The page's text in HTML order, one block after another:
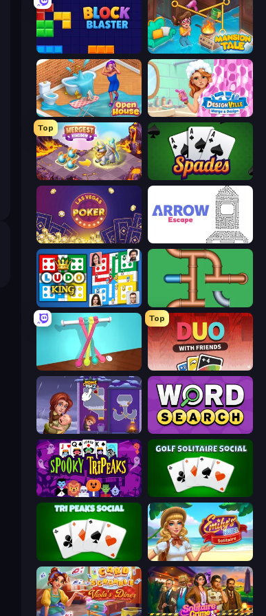
Block Blaster Mansion Tale: Merge Secrets
Open House Designville: Merge & Design
Top
Mergest Kingdom Spades
Las Vegas Poker Arrow Escape
Ludo King Plumber Pipe Out
Tangle Master
Top
DUO With Friends
Home Pin 2 Daily Word Search
Spooky Tripeaks Golf Solitaire
Tri Peaks Social Emily's Hotel Solitaire